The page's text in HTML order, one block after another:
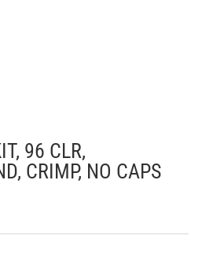
96 CLR,
CRIMP, NO CAPS